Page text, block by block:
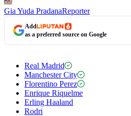
Gia Yuda PradanaReporter
Add
as a preferred source on Google
Real Madrid
Manchester City
Florentino Perez
Enrique Riquelme
Erling Haaland
Rodri